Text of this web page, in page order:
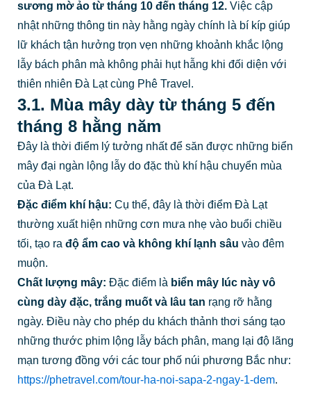
sương mờ ảo từ tháng 10 đến tháng 12.Việc cập
nhật những thông tin này hằng ngày chính là bí kíp giúp
lữ khách tận hưởng trọn vẹn những khoảnh khắc lộng
lẫy bách phân mà không phải hụt hẫng khi đối diện với
thiên nhiên Đà Lạt cùng Phê Travel.
3.1. Mùa mây dày từ tháng 5 đến
tháng 8 hằng năm
Đây là thời điểm lý tưởng nhất để săn được những biển
mây đại ngàn lộng lẫy do đặc thù khí hậu chuyển mùa
của Đà Lạt.
Đặc điểm khí hậu: Cụ thể, đây là thời điểm Đà Lạt
thường xuất hiện những cơn mưa nhẹ vào buổi chiều
tối, tạo ra độ ẩm cao và không khí lạnh sâu vào đêm
muộn.
Chất lượng mây: Đặc điểm là biển mây lúc này vô
cùng dày đặc, trắng muốt và lâu tan rạng rỡ hằng
ngày. Điều này cho phép du khách thảnh thơi sáng tạo
những thước phim lộng lẫy bách phân, mang lại độ lãng
mạn tương đồng với các tour phố núi phương Bắc như:
https://phetravel.com/tour-ha-noi-sapa-2-ngay-1-dem.